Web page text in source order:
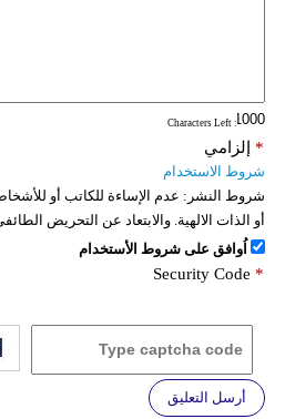
: Characters Left
إلزامي *
شروط الاستخدام
شروط النشر: عدم الإساءة للكاتب أو
أو الذات الالهية. والابتعاد عن التحريض
اُوافق على شروط الأستخدام
Security Code *
أرسل التعليق